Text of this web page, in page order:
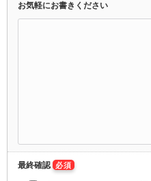
お気軽にお書きください
最終確認 必須